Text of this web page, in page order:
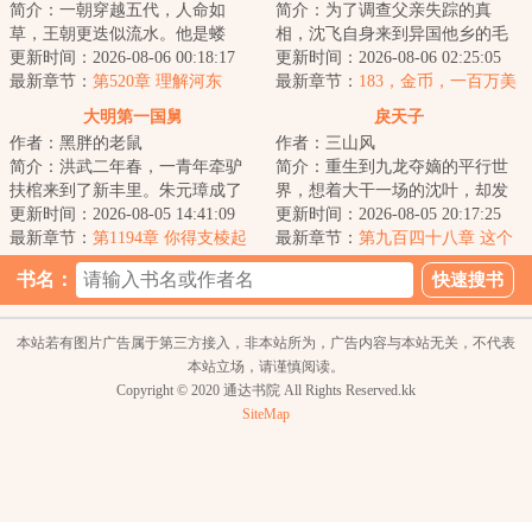
简介：一朝穿越五代，人命如
草，王朝更迭似流水。他是蝼
蚁，则撼参天巨树，为棋子，则
破天下局。布衣之志...
更新时间：2026-08-06 00:18:17
最新章节： 第520章 理解河东
简介：为了调查父亲失踪的真
相，沈飞自身来到异国他乡的毛
熊。好消息：父亲还活着。坏消
息：活在世界各地...
更新时间：2026-08-06 02:25:05
最新章节： 183，金币，一百万美
元怎么够花呢，我再给你个更赚
大明第一国舅
作者：黑胖的老鼠
简介：洪武二年春，一青年牵驴
扶棺来到了新丰里。朱元璋成了
我姐夫？那我就是大明第一国
舅！...
更新时间：2026-08-05 14:41:09
最新章节： 第1194章 你得支棱起
戾天子
作者：三山风
简介：重生到九龙夺嫡的平行世
界，想着大干一场的沈叶，却发
现自己竟然成了被群起而攻之的
太子。知道太子...
更新时间：2026-08-05 20:17:25
最新章节： 第九百四十八章 这个
皇帝，朕真的不想做
书名：
本站若有图片广告属于第三方接入，非本站所为，广告内容与本站无关，不代表
本站立场，请谨慎阅读。
Copyright © 2020 通达书院 All Rights Reserved.kk
SiteMap